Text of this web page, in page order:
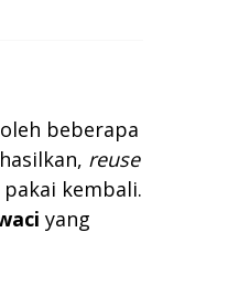
beberapa
reuse
kembali.
yang